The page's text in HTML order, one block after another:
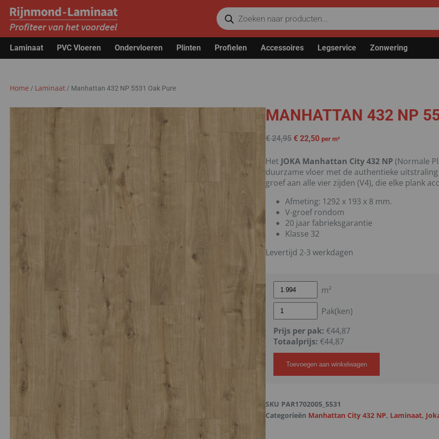
Laminaat PVC Vloeren Ondervloeren Plinten Profielen Accessoires Legservice Zonwering
Home / Laminaat / Manhattan 432 NP 5531 Oak Pure
MANHATTAN 432 NP
€24,95 €22,50 per m²
Het JOKA Manhattan City 432 NP (Normale
duurzame vloer met de authentieke
groef aan alle vier zijden (V4), die elke plank
Afmeting: 1292 x 193 x 8 mm.
V-groef rondom
20 jaar fabrieksgarantie
Klasse 32
Levertijd 2-3 werkdagen
m²
Pak(ken)
Prijs per pak: €44,87
Totaalprijs: €44,87
Toevoegen aan winkelwagen
SKU PAR1702005_5531
Categorieën Manhattan City 432 NP, Laminaat,